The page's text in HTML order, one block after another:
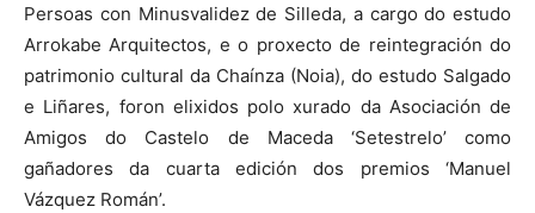
Persoas con Minusvalidez de Silleda, a cargo do estudo
Arrokabe Arquitectos, e o proxecto de reintegración do
patrimonio cultural da Chaínza (Noia), do estudo Salgado
e Liñares, foron elixidos polo xurado da Asociación de
Amigos do Castelo de Maceda ‘Setestrelo’ como
gañadores da cuarta edición dos premios ‘Manuel
Vázquez Román’.